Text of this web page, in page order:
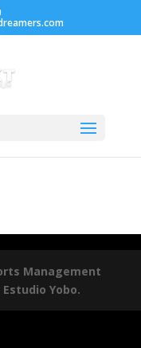
Management
Estudio Yobo.